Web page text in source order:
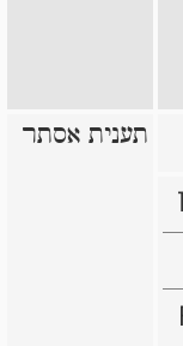
תענית אסתר